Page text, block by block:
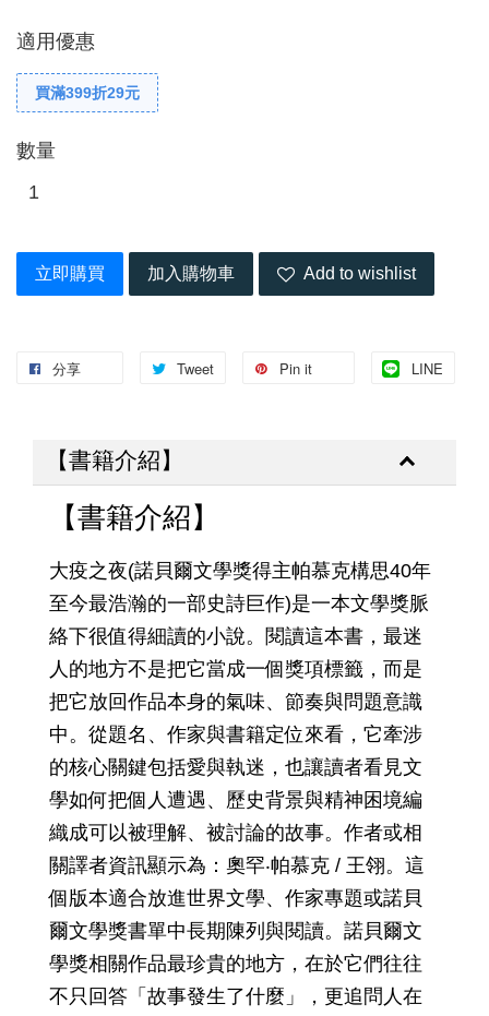
適用優惠
買滿399折29元
數量
立即購買 加入購物車 Add to wishlist
分享 Tweet Pin it LINE
【書籍介紹】
【書籍介紹】
大疫之夜(諾貝爾文學獎得主帕慕克構思40年
至今最浩瀚的一部史詩巨作)是一本文學獎脈
絡下很值得細讀的小說。閱讀這本書，最迷
人的地方不是把它當成一個獎項標籤，而是
把它放回作品本身的氣味、節奏與問題意識
中。從題名、作家與書籍定位來看，它牽涉
的核心關鍵包括愛與執迷，也讓讀者看見文
學如何把個人遭遇、歷史背景與精神困境編
織成可以被理解、被討論的故事。作者或相
關譯者資訊顯示為：奧罕‧帕慕克 / 王翎。這
個版本適合放進世界文學、作家專題或諾貝
爾文學獎書單中長期陳列與閱讀。諾貝爾文
學獎相關作品最珍貴的地方，在於它們往往
不只回答「故事發生了什麼」，更追問人在